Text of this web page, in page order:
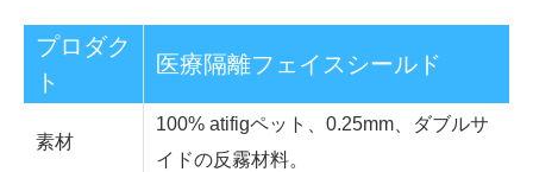
プロダク
ト
医療隔離フェイスシールド
素材
100% atifigペット、0.25mm、ダブルサ
イドの反霧材料。